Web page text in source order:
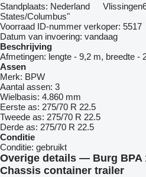
Standplaats: Nederland Vlissingen
States/Columbus"
Voorraad ID-nummer verkoper: 5517
Datum van invoering: vandaag
Beschrijving
Afmetingen: lengte - 9,2 m, breedte -
Assen
Merk: BPW
Aantal assen: 3
Wielbasis: 4.860 mm
Eerste as: 275/70 R 22.5
Tweede as: 275/70 R 22.5
Derde as: 275/70 R 22.5
Conditie
Conditie: gebruikt
Overige details — Burg BPA
Chassis container trailer